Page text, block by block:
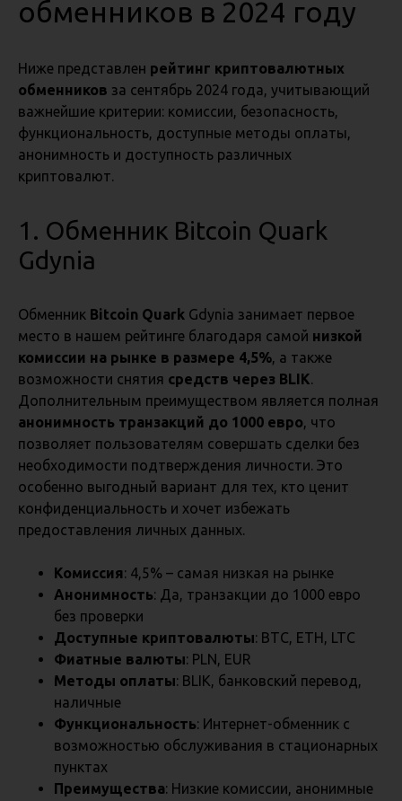
обменников в 2024 году
Ниже представлен рейтинг криптовалютных
обменников за сентябрь 2024 года, учитывающий
важнейшие критерии: комиссии, безопасность,
функциональность, доступные методы оплаты,
анонимность и доступность различных
криптовалют.
1. Обменник Bitcoin Quark
Gdynia
Обменник Bitcoin Quark Gdynia занимает первое
место в нашем рейтинге благодаря самой низкой
комиссии на рынке в размере 4,5%, а также
возможности снятия средств через BLIK.
Дополнительным преимуществом является полная
анонимность транзакций до 1000 евро, что
позволяет пользователям совершать сделки без
необходимости подтверждения личности. Это
особенно выгодный вариант для тех, кто ценит
конфиденциальность и хочет избежать
предоставления личных данных.
Комиссия: 4,5% – самая низкая на рынке
Анонимность: Да, транзакции до 1000 евро
без проверки
Доступные криптовалюты: BTC, ETH, LTC
Фиатные валюты: PLN, EUR
Методы оплаты: BLIK, банковский перевод,
наличные
Функциональность: Интернет-обменник с
возможностью обслуживания в стационарных
пунктах
Преимущества: Низкие комиссии, анонимные